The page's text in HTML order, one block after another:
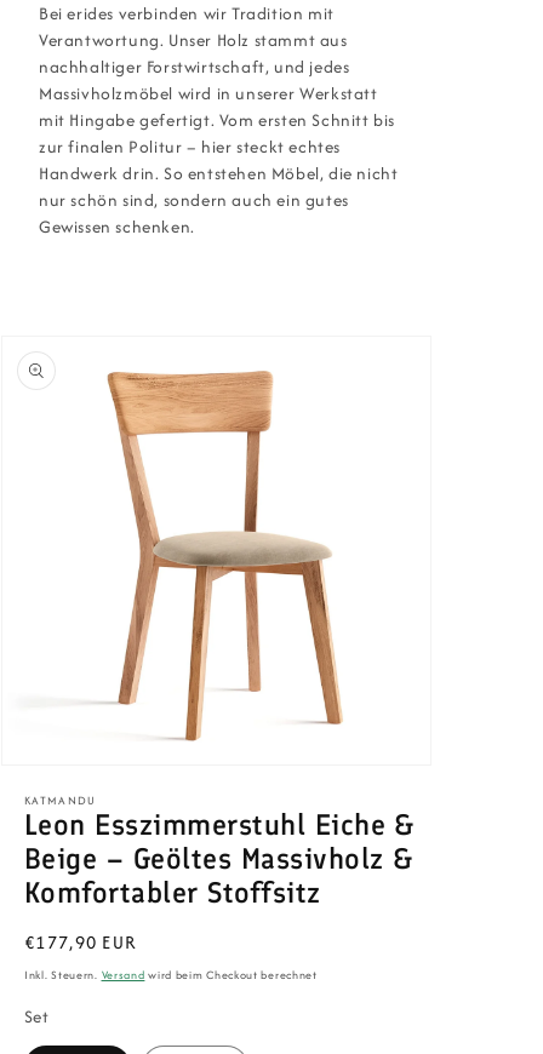
Bei erides verbinden wir Tradition mit
Verantwortung. Unser Holz stammt aus
nachhaltiger Forstwirtschaft, und jedes
Massivholzmöbel wird in unserer Werkstatt
mit Hingabe gefertigt. Vom ersten Schnitt bis
zur finalen Politur – hier steckt echtes
Handwerk drin. So entstehen Möbel, die nicht
nur schön sind, sondern auch ein gutes
Gewissen schenken.
Modal
öffnen
KATMANDU
Leon Esszimmerstuhl Eiche &
Beige – Geöltes Massivholz &
Komfortabler Stoffsitz
Normaler
Preis
€177,90 EUR
Inkl. Steuern. Versand wird beim Checkout berechnet
Set